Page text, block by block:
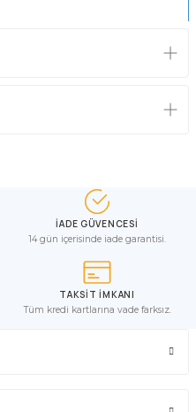
İADE GÜVENCESİ
14 gün içerisinde iade garantisi.
TAKSİT İMKANI
Tüm kredi kartlarına vade farksız.